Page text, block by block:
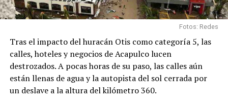
Fotos: Redes
Tras el impacto del huracán Otis como categoría 5, las
calles, hoteles y negocios de Acapulco lucen
destrozados. A pocas horas de su paso, las calles aún
están llenas de agua y la autopista del sol cerrada por
un deslave a la altura del kilómetro 360.